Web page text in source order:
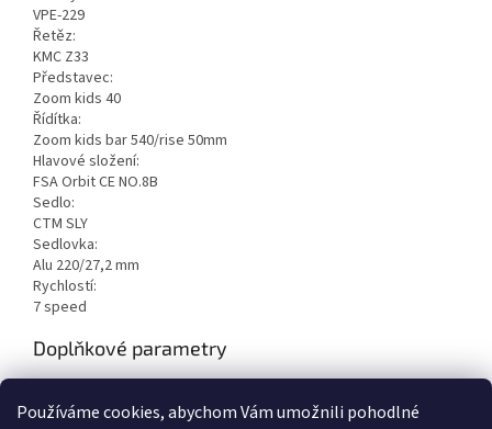
Používáme cookies, abychom Vám umožnili pohodlné
VPE-229
Řetěz:
KMC Z33
Představec:
Zoom kids 40
Řídítka:
Zoom kids bar 540/rise 50mm
Hlavové složení:
FSA Orbit CE NO.8B
Sedlo:
CTM SLY
Sedlovka:
Alu 220/27,2 mm
Rychlostí:
7 speed
Doplňkové parametry
EAN: 8585036078213